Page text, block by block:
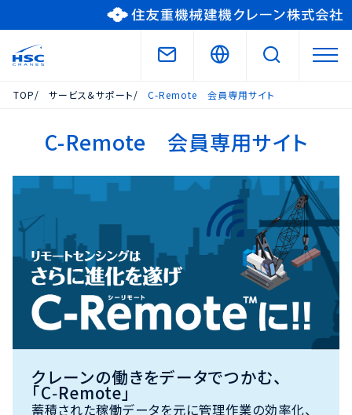
TOP サービス＆サポート C-Remote 会員専用サイト
C-Remote 会員専用サイト
クレーンの働きをデータでつかむ、
「C‑Remote」
蓄積された稼働データを元に管理作業の効率化、